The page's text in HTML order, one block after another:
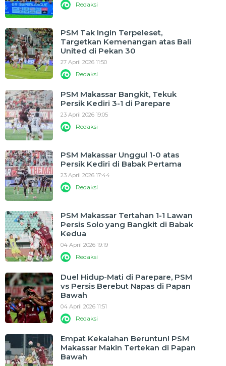
Redaksi
PSM Tak Ingin Terpeleset,
Targetkan Kemenangan atas Bali
United di Pekan 30
27 April 2026 11:50
Redaksi
PSM Makassar Bangkit, Tekuk
Persik Kediri 3-1 di Parepare
23 April 2026 19:05
Redaksi
PSM Makassar Unggul 1-0 atas
Persik Kediri di Babak Pertama
23 April 2026 17:44
Redaksi
PSM Makassar Tertahan 1-1 Lawan
Persis Solo yang Bangkit di Babak
Kedua
04 April 2026 19:19
Redaksi
Duel Hidup-Mati di Parepare, PSM
vs Persis Berebut Napas di Papan
Bawah
04 April 2026 11:51
Redaksi
Empat Kekalahan Beruntun! PSM
Makassar Makin Tertekan di Papan
Bawah